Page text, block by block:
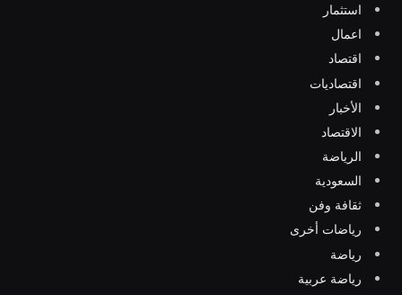
استثمار
اعمال
اقتصاد
اقتصاديات
الأخبار
الاقتصاد
الرياضة
السعودية
ثقافة وفن
رياضات أخرى
رياضة
رياضة عربية